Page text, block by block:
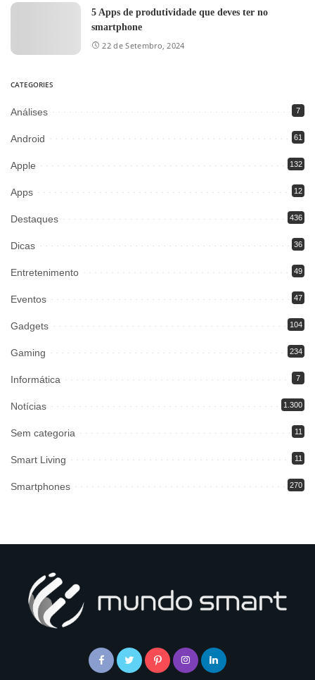
5 Apps de produtividade que deves ter no
smartphone
22 de Setembro, 2024
CATEGORIES
Análises 7
Android 61
Apple 132
Apps 12
Destaques 436
Dicas 36
Entretenimento 49
Eventos 47
Gadgets 104
Gaming 234
Informática 7
Notícias 1.300
Sem categoria 11
Smart Living 11
Smartphones 270